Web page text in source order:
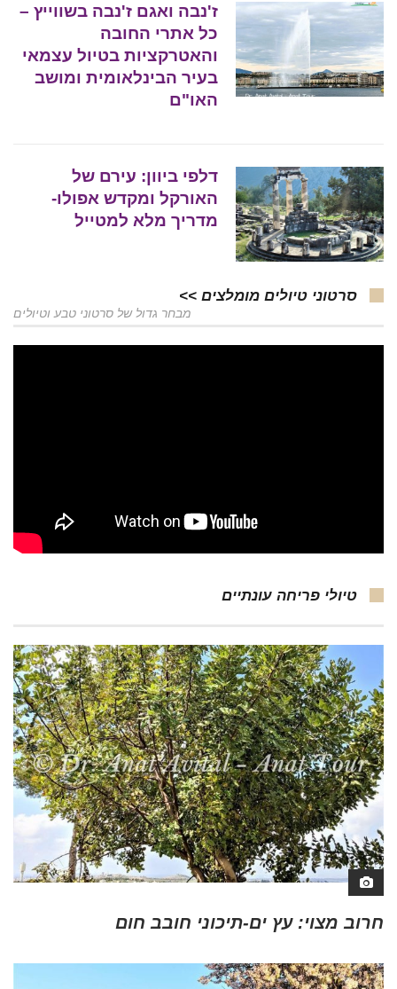
ז'נבה ואגם ז'נבה בשווייץ –
כל אתרי החובה
והאטרקציות בטיול עצמאי
בעיר הבינלאומית ומושב
האו"ם
דלפי ביוון: עירם של
האורקל ומקדש אפולו-
מדריך מלא למטייל
סרטוני טיולים מומלצים >>
מבחר גדול של סרטוני טבע וטיולים
טיולי פריחה עונתיים
חרוב מצוי: עץ ים-תיכוני חובב חום